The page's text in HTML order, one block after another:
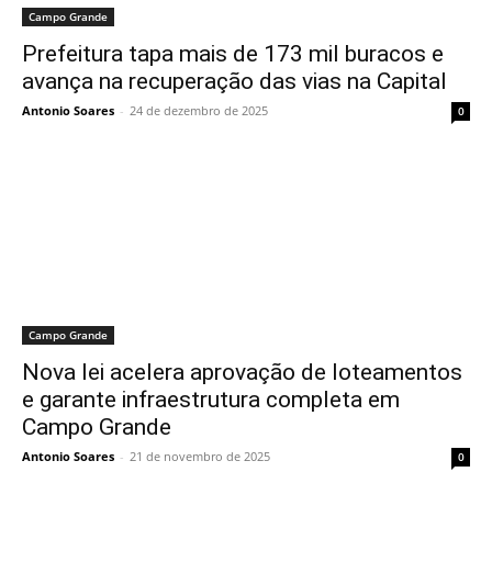
Campo Grande
Prefeitura tapa mais de 173 mil buracos e
avança na recuperação das vias na Capital
Antonio Soares - 24 de dezembro de 2025 0
Campo Grande
Nova lei acelera aprovação de loteamentos
e garante infraestrutura completa em
Campo Grande
Antonio Soares - 21 de novembro de 2025 0